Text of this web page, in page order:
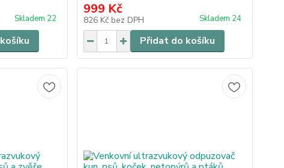
Skladem 22
999 Kč
826 Kč bez DPH Skladem 24
Přidat do košíku